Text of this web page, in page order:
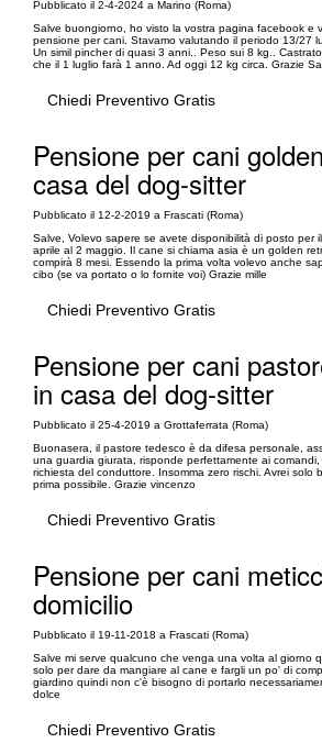
Pubblicato il 2-4-2024 a Marino (Roma)
Salve buongiorno, ho visto la vostra pagina facebook e
pensione per cani. Stavamo valutando il periodo 13/27
Un simil pincher di quasi 3 anni.. Peso sui 8 kg..
che il 1 luglio farà 1 anno. Ad oggi 12 kg circa. Grazie
Chiedi Preventivo Gratis
Pensione per cani
casa del dog-sitter
Pubblicato il 12-2-2019 a Frascati (Roma)
Salve, Volevo sapere se avete disponibilità di posto per
aprile al 2 maggio. Il cane si chiama asia è un golden
compirà 8 mesi. Essendo la prima volta volevo anche
cibo (se va portato o lo fornite voi) Grazie mille
Chiedi Preventivo Gratis
Pensione per cani
in casa del dog-sitter
Pubblicato il 25-4-2019 a Grottaferrata (Roma)
Buonasera, il pastore tedesco è da difesa personale,
una guardia giurata, risponde perfettamente ai
richiesta del conduttore. Insomma zero rischi. Avrei solo
prima possibile. Grazie vincenzo
Chiedi Preventivo Gratis
Pensione per cani
domicilio
Pubblicato il 19-11-2018 a Frascati (Roma)
Salve mi serve qualcuno che venga una volta al giorno
solo per dare da mangiare al cane e fargli un po' di
giardino quindi non c'è bisogno di portarlo
dolce
Chiedi Preventivo Gratis